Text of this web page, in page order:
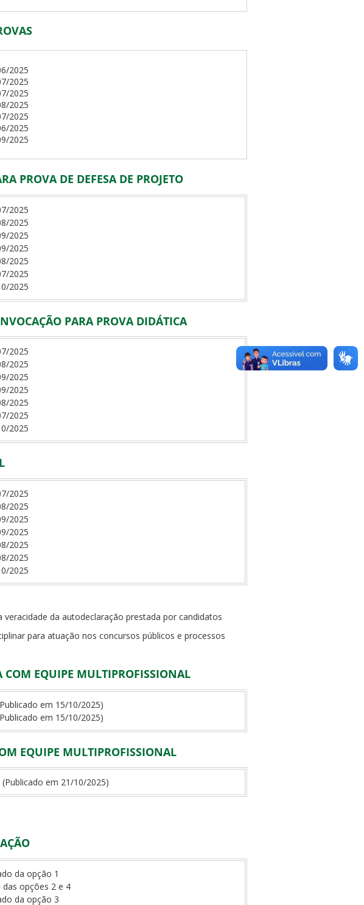
2025
2025
2025
2025
2025
2025
2025
PROVA DE DEFESA DE PROJETO
2025
2025
2025
2025
2025
2025
2025
PARA PROVA DIDÁTICA
2025
2025
2025
2025
2025
2025
2025
2025
2025
2025
2025
2025
2025
2025
da autodeclaração prestada por candidatos
para atuação nos concursos públicos e processos
COM EQUIPE MULTIPROFISSIONAL
em 15/10/2025)
em 15/10/2025)
EQUIPE MULTIPROFISSIONAL
em 21/10/2025)
da opção 1
opções 2 e 4
da opção 3